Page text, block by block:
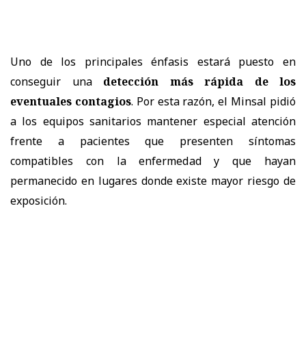
Uno de los principales énfasis estará puesto en
conseguir una detección más rápida de los
eventuales contagios. Por esta razón, el Minsal pidió
a los equipos sanitarios mantener especial atención
frente a pacientes que presenten síntomas
compatibles con la enfermedad y que hayan
permanecido en lugares donde existe mayor riesgo de
exposición.